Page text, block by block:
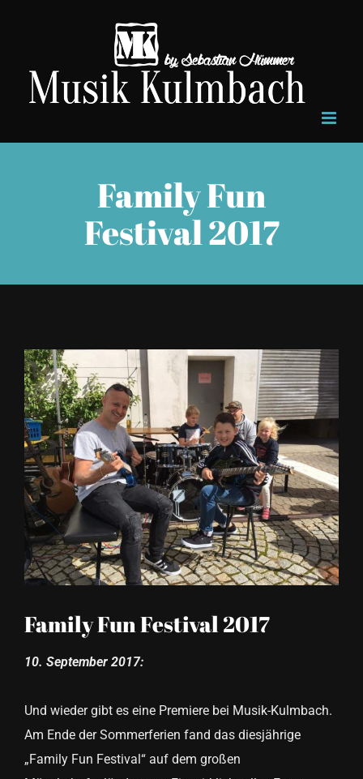
Family Fun
Festival 2017
Zeige
grösseres
Bild
Family Fun Festival 2017
10. September 2017:
Und wieder gibt es eine Premiere bei Musik-Kulmbach.
Am Ende der Sommerferien fand das diesjährige
„Family Fun Festival“ auf dem großen